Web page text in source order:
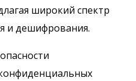
широкий спектр
и дешифрования.